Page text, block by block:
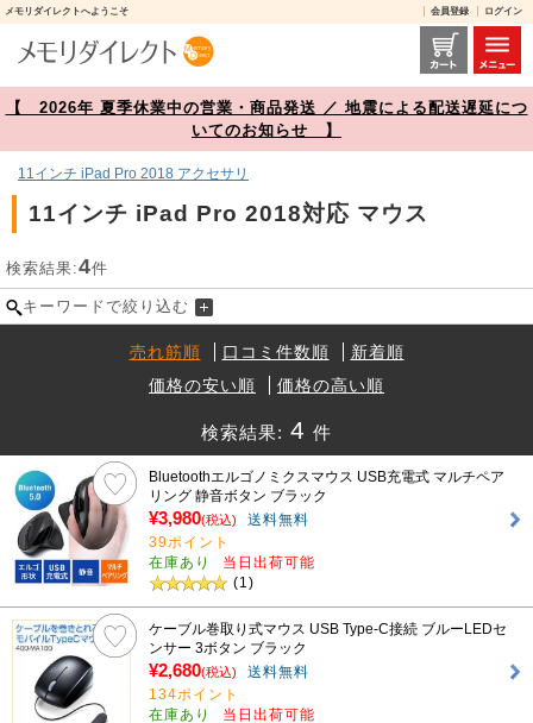
メモリダイレクトへようこそ 会員登録 ログイン
11インチ iPad Pro 2018対応 マウス 商品一覧【メモリダイレクト】
【 2026年 夏季休業中の営業・商品発送 ／ 地震による配送遅延につ
いてのお知らせ 】
11インチ iPad Pro 2018 アクセサリ
11インチ iPad Pro 2018対応 マウス
検索結果:4件
キーワードで絞り込む
売れ筋順 口コミ件数順
新着順
価格の安い順
価格の高い順
検索結果: 4 件
Bluetoothエルゴノミクスマウス USB充電式 マルチペア
リング 静音ボタン ブラック
¥3,980(税込)
送料無料
39ポイント
在庫あり
当日出荷可能
(1)
ケーブル巻取り式マウス USB Type-C接続 ブルーLEDセ
ンサー 3ボタン ブラック
¥2,680(税込)
送料無料
134ポイント
在庫あり
当日出荷可能